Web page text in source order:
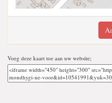
Voeg deze kaart toe aan uw website;